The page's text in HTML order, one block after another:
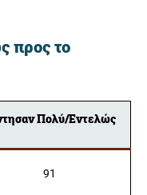
προς το
Πολύ/Εντελώς
91